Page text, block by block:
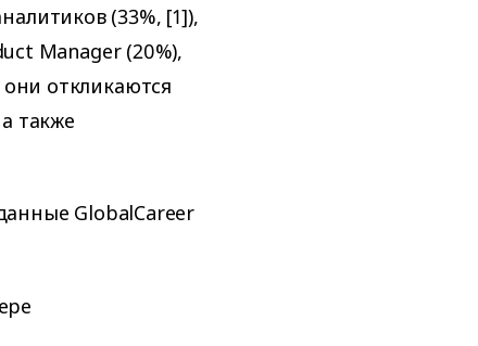
(33%, [1]),
Manager (20%),
откликаются
также
GlobalCareer